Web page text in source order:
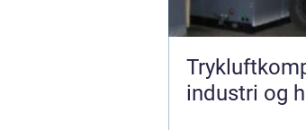
industri og